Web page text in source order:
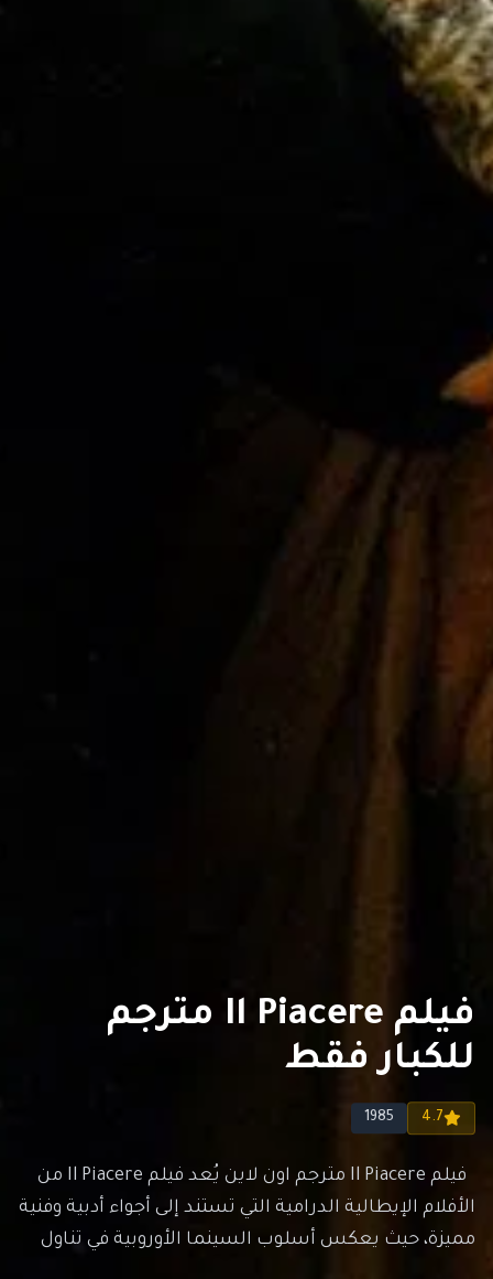
فيلم Il Piacere مترجم
للكبار فقط
4.7
1985
فيلم Il Piacere مترجم اون لاين يُعد فيلم Il Piacere من
الأفلام الإيطالية الدرامية التي تستند إلى أجواء أدبية وفنية
مميزة، حيث يعكس أسلوب السينما الأوروبية في تناول